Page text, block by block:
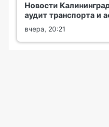
Новости
аудит транспорта и
вчера, 20:21